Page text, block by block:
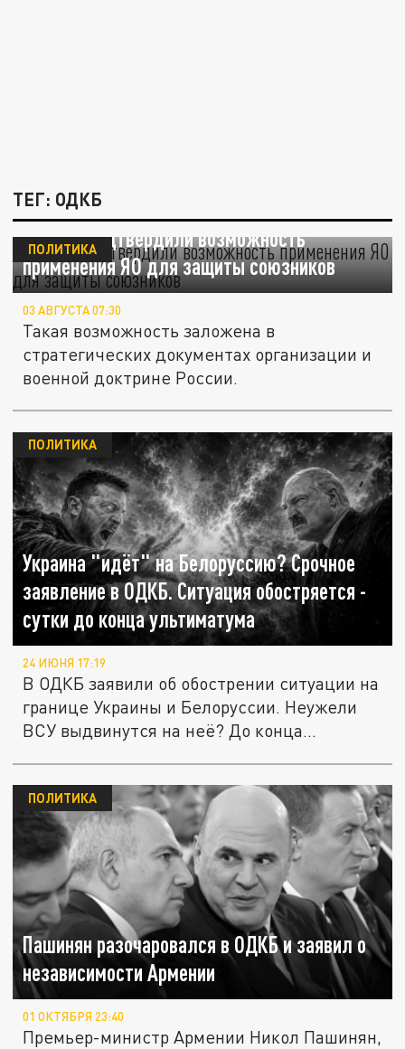
ТЕГ: ОДКБ
В ОДКБ подтвердили возможность
применения ЯО для защиты союзников
ПОЛИТИКА
03 АВГУСТА 07:30
Такая возможность заложена в
стратегических документах организации и
военной доктрине России.
Украина "идёт" на Белоруссию? Срочное
заявление в ОДКБ. Ситуация обостряется -
сутки до конца ультиматума
ПОЛИТИКА
24 ИЮНЯ 17:19
В ОДКБ заявили об обострении ситуации на
границе Украины и Белоруссии. Неужели
ВСУ выдвинутся на неё? До конца...
Пашинян разочаровался в ОДКБ и заявил о
независимости Армении
ПОЛИТИКА
01 ОКТЯБРЯ 23:40
Премьер-министр Армении Никол Пашинян,